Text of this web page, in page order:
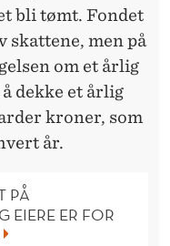
bli tømt. Fondet
skattene, men på
om et årlig
dekke et årlig
kroner, som
år.
PÅ
EIERE ER FOR